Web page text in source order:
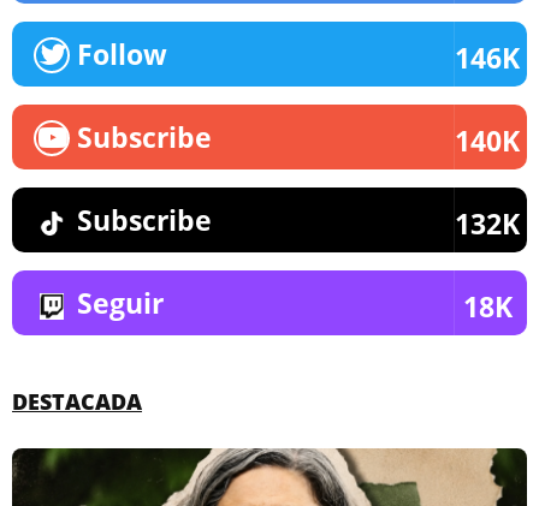
Follow 146K
Subscribe 140K
Subscribe 132K
Seguir 18K
DESTACADA